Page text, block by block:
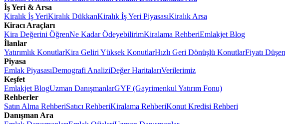
İş Yeri & Arsa
Kiralık İş YeriKiralık DükkanKiralık İş Yeri PiyasasıKiralık Arsa
Kiracı Araçları
Kira Değerini ÖğrenNe Kadar ÖdeyebilirimKiralama RehberiEmlakjet Blog
İlanlar
Yatırımlık KonutlarKira Geliri Yüksek KonutlarHızlı Geri Dönüşlü KonutlarFiyatı
Piyasa
Emlak PiyasasıDemografi AnaliziDeğer HaritalarıVerilerimiz
Keşfet
Emlakjet BlogUzman DanışmanlarGYF (Gayrimenkul Yatırım Fonu)
Rehberler
Satın Alma RehberiSatıcı RehberiKiralama RehberiKonut Kredisi Rehberi
Danışman Ara